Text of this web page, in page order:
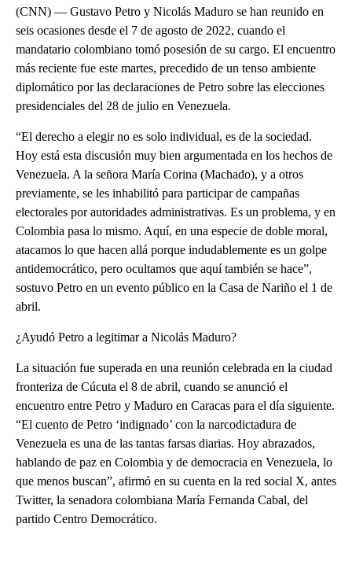
(CNN) — Gustavo Petro y Nicolás Maduro se han reunido en
seis ocasiones desde el 7 de agosto de 2022, cuando el
mandatario colombiano tomó posesión de su cargo. El encuentro
más reciente fue este martes, precedido de un tenso ambiente
diplomático por las declaraciones de Petro sobre las elecciones
presidenciales del 28 de julio en Venezuela.
“El derecho a elegir no es solo individual, es de la sociedad.
Hoy está esta discusión muy bien argumentada en los hechos de
Venezuela. A la señora María Corina (Machado), y a otros
previamente, se les inhabilitó para participar de campañas
electorales por autoridades administrativas. Es un problema, y en
Colombia pasa lo mismo. Aquí, en una especie de doble moral,
atacamos lo que hacen allá porque indudablemente es un golpe
antidemocrático, pero ocultamos que aquí también se hace”,
sostuvo Petro en un evento público en la Casa de Nariño el 1 de
abril.
¿Ayudó Petro a legitimar a Nicolás Maduro?
La situación fue superada en una reunión celebrada en la ciudad
fronteriza de Cúcuta el 8 de abril, cuando se anunció el
encuentro entre Petro y Maduro en Caracas para el día siguiente.
“El cuento de Petro ‘indignado’ con la narcodictadura de
Venezuela es una de las tantas farsas diarias. Hoy abrazados,
hablando de paz en Colombia y de democracia en Venezuela, lo
que menos buscan”, afirmó en su cuenta en la red social X, antes
Twitter, la senadora colombiana María Fernanda Cabal, del
partido Centro Democrático.